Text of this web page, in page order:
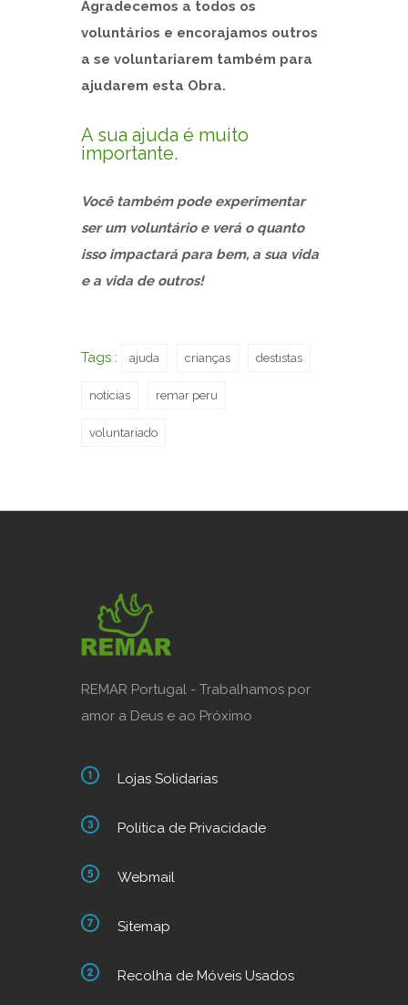
Agradecemos a todos os
voluntários e encorajamos outros
a se voluntariarem também para
ajudarem esta Obra.
A sua ajuda é muito
importante.
Você também pode experimentar
ser um voluntário e verá o quanto
isso impactará para bem, a sua vida
e a vida de outros!
Tags : ajuda crianças destistas
noticias remar peru
voluntariado
REMAR Portugal - Trabalhamos por
amor a Deus e ao Próximo
Lojas Solidarias
Política de Privacidade
Webmail
Sitemap
Recolha de Móveis Usados